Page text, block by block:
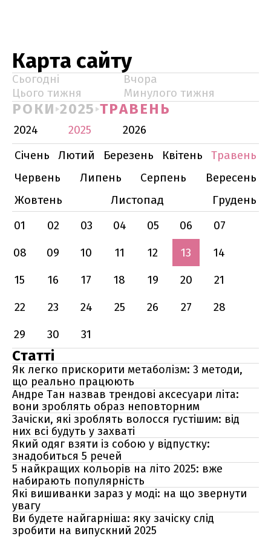
Карта сайту
Сьогодні
Вчора
Цього тижня
Минулого тижня
РОКИ 2025 ТРАВЕНЬ
2024 2025
2026
Січень
Лютий Березень Квітень
Травень
Червень
Липень Серпень
Вересень
Жовтень
Листопад
Грудень
01
02 03 04 05 06
07
08
09 10 11 12 13
14
15
16 17 18 19 20
21
22
23 24 25 26 27
28
29
30 31
Статті
Як легко прискорити метаболізм: 3 методи,
що реально працюють
Андре Тан назвав трендові аксесуари літа:
вони зроблять образ неповторним
Зачіски, які зроблять волосся густішим: від
них всі будуть у захваті
Який одяг взяти із собою у відпустку:
знадобиться 5 речей
5 найкращих кольорів на літо 2025: вже
набирають популярність
Які вишиванки зараз у моді: на що звернути
увагу
Ви будете найгарніша: яку зачіску слід
зробити на випускний 2025